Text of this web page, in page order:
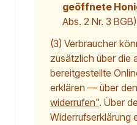
geöffnete
Abs. 2 Nr. 3
(3) Verbraucher
zusätzlich über die
bereitgestellte
erklären — über
widerrufen". Über
Widerrufserklärung